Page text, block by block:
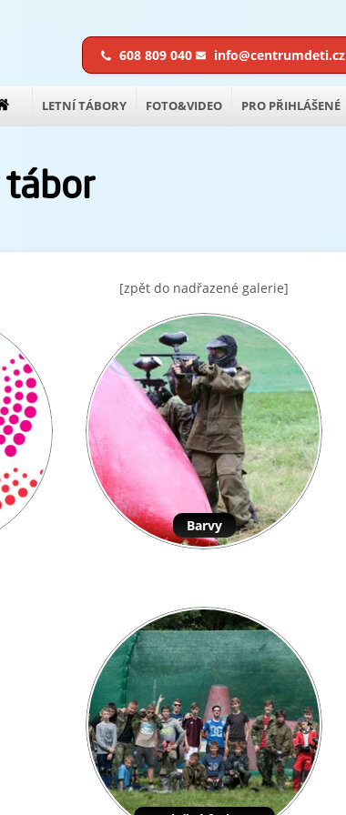
608 809 040 info@centrumdeti.cz
LETNÍ TÁBORY FOTO&VIDEO PRO PŘIHLÁŠENÉ
tábor
[zpět do nadřazené galerie]
Barvy